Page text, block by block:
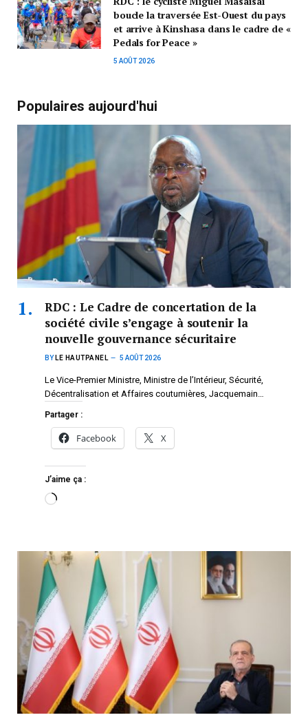
boucle la traversée Est-Ouest du pays
et arrive à Kinshasa dans le cadre de «
Pedals for Peace »
5 AOÛT 2026
Populaires aujourd'hui
RDC : Le Cadre de concertation de la
société civile s’engage à soutenir la
nouvelle gouvernance sécuritaire
BY LE HAUTPANEL 5 AOÛT 2026
Le Vice-Premier Ministre, Ministre de l’Intérieur, Sécurité,
Décentralisation et Affaires coutumières, Jacquemain…
Partager :
Facebook X
J’aime ça :